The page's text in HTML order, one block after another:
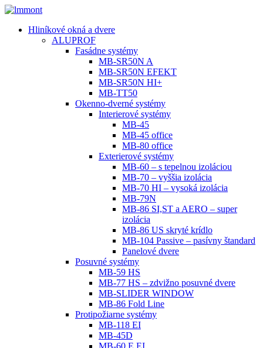
Hliníkové okná a dvere
ALUPROF
Fasádne systémy
MB-SR50N A
MB-SR50N EFEKT
MB-SR50N HI+
MB-TT50
Okenno-dverné systémy
Interierové systémy
MB-45
MB-45 office
MB-80 office
Exterierové systémy
MB-60 – s tepelnou izoláciou
MB-70 – vyššia izolácia
MB-70 HI – vysoká izolácia
MB-79N
MB-86 SI,ST a AERO – super
izolácia
MB-86 US skryté krídlo
MB-104 Passive – pasívny štandard
Panelové dvere
Posuvné systémy
MB-59 HS
MB-77 HS – zdvižno posuvné dvere
MB-SLIDER WINDOW
MB-86 Fold Line
Protipožiarne systémy
MB-118 EI
MB-45D
MB-60 E EI